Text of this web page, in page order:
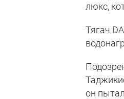
люкс,
Тягач
он